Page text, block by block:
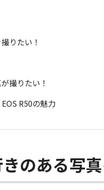
りたい！
撮りたい！
R50の魅力
のある写